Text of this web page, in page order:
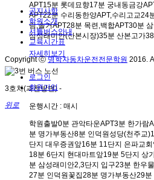
APT15분 롯데묘향17분 궁내동금강
APT22분 수리동한양APT,수리고교24
림,솔거APT28분 목련,백합APT30분
삼성래미안(산본시장)35분 산본고가
자세히보기
3호차(과천방면)-
운행시간 : 매시
학원출발0분 관악타운APT3분 한가람
분 명가부동산8분 인덕원성당(천주교)
단지 대우증권앞16분 11단지 은파교
18분 6단지 현대마트앞19분 5단지 상
분 삼성래미안2,3단지 입구23분 한우
27분 인덕원꽃집28분 명가부동산29분
공지사항
학원소개
셔틀버스안내
교육시간표
Copyright ⓒ명학자동차운전전문학원 2016.
로그인
회원가입
위로